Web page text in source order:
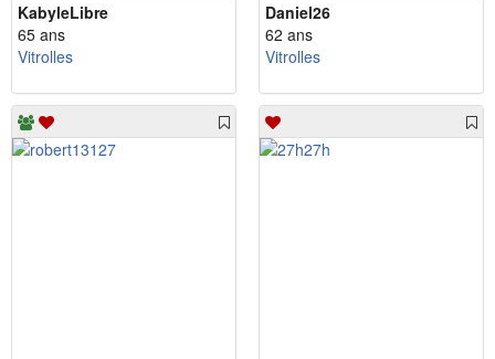
KabyleLibre
65 ans
Vitrolles
Daniel26
62 ans
Vitrolles